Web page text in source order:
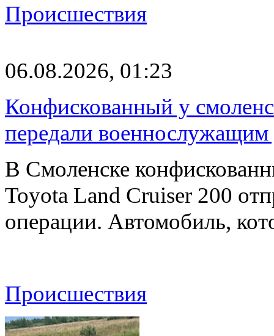
Происшествия
06.08.2026, 01:23
Конфискованный у
передали
В Смоленске
Toyota Land Cruiser 200
операции. Автомобиль,
Происшествия